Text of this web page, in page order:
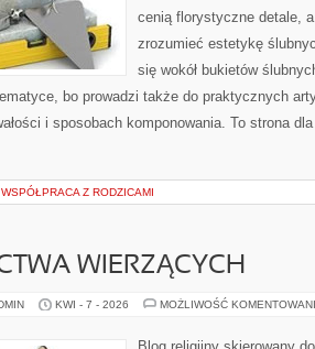
cenią florystyczne detale,
zrozumieć estetykę
się wokół bukietów
bo prowadzi także do praktycznych
i sposobach komponowania. To strona
WSPÓŁPRACA Z RODZICAMI
WIERZĄCYCH
KWI - 7 - 2026 MOŻLIWOŚĆ